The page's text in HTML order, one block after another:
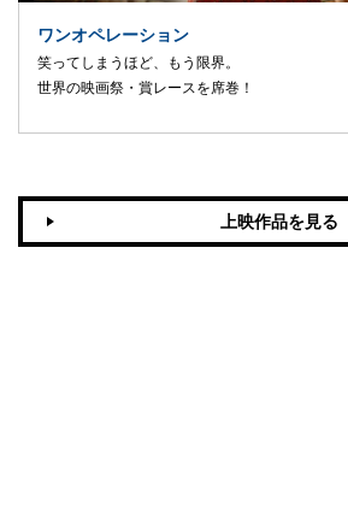
ワンオペレーション
笑ってしまうほど、もう限界。
世界の映画祭・賞レースを席巻！
上映作品を見る